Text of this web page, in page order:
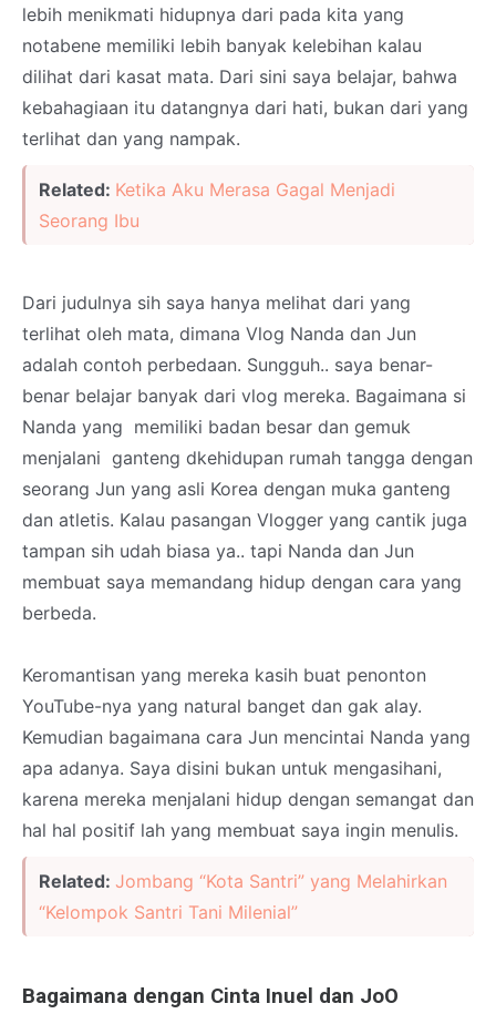
lebih menikmati hidupnya dari pada kita yang
notabene memiliki lebih banyak kelebihan kalau
dilihat dari kasat mata. Dari sini saya belajar, bahwa
kebahagiaan itu datangnya dari hati, bukan dari yang
terlihat dan yang nampak.
Related: Ketika Aku Merasa Gagal Menjadi
Seorang Ibu
Dari judulnya sih saya hanya melihat dari yang
terlihat oleh mata, dimana Vlog Nanda dan Jun
adalah contoh perbedaan. Sungguh.. saya benar-
benar belajar banyak dari vlog mereka. Bagaimana si
Nanda yang memiliki badan besar dan gemuk
menjalani ganteng dkehidupan rumah tangga dengan
seorang Jun yang asli Korea dengan muka ganteng
dan atletis. Kalau pasangan Vlogger yang cantik juga
tampan sih udah biasa ya.. tapi Nanda dan Jun
membuat saya memandang hidup dengan cara yang
berbeda.
Keromantisan yang mereka kasih buat penonton
YouTube-nya yang natural banget dan gak alay.
Kemudian bagaimana cara Jun mencintai Nanda yang
apa adanya. Saya disini bukan untuk mengasihani,
karena mereka menjalani hidup dengan semangat dan
hal hal positif lah yang membuat saya ingin menulis.
Related: Jombang “Kota Santri” yang Melahirkan
“Kelompok Santri Tani Milenial”
Bagaimana dengan Cinta Inuel dan JoO